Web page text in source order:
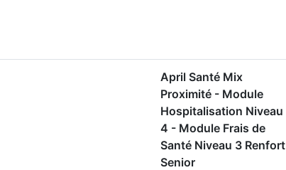
April Santé Mix
Proximité - Module
Hospitalisation Niveau
4 - Module Frais de
Santé Niveau 3 Renfort
Senior